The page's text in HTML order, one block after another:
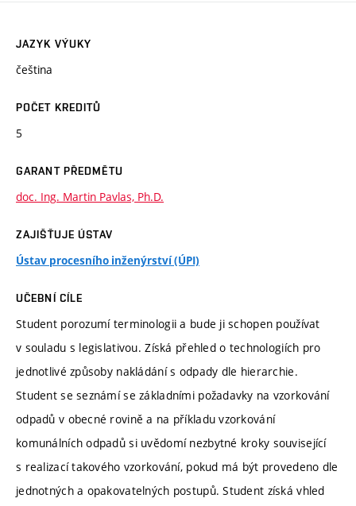
JAZYK VÝUKY
čeština
POČET KREDITŮ
5
GARANT PŘEDMĚTU
doc. Ing. Martin Pavlas, Ph.D.
ZAJIŠŤUJE ÚSTAV
Ústav procesního inženýrství (ÚPI)
UČEBNÍ CÍLE
Student porozumí terminologii a bude ji schopen používat
v souladu s legislativou. Získá přehled o technologiích pro
jednotlivé způsoby nakládání s odpady dle hierarchie.
Student se seznámí se základními požadavky na vzorkování
odpadů v obecné rovině a na příkladu vzorkování
komunálních odpadů si uvědomí nezbytné kroky související
s realizací takového vzorkování, pokud má být provedeno dle
jednotných a opakovatelných postupů. Student získá vhled